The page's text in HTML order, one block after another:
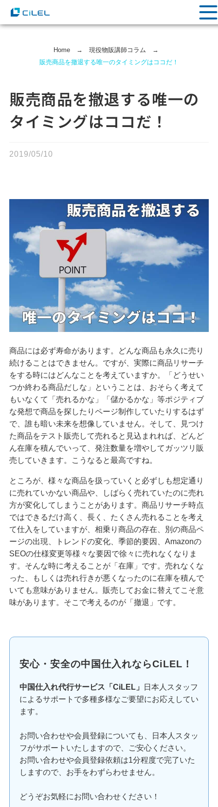
Home→ 現役物販講師コラム →
販売商品を撤退する唯一のタイミングはココだ！
販売商品を撤退する唯一の
タイミングはココだ！
2019/05/10
商品には必ず寿命があります。どんな商品も永久に売り
続けることはできません。ですが、実際に商品リサーチ
をする時にはどんなことを考えていますか。「どうせい
つか終わる商品だしな」ということは、おそらく考えて
もいなくて「売れるかな」「儲かるかな」等ポジティブ
な発想で商品を探したりページ制作していたりするはず
で、誰も暗い未来を想像していません。そして、見つけ
た商品をテスト販売して売れると見込まれれば、どんど
ん在庫を積んでいって、発注数量を増やしてガッツリ販
売していきます。こうなると最高ですね。
ところが、様々な商品を扱っていくと必ずしも想定通り
に売れていかない商品や、しばらく売れていたのに売れ
方が変化してしまうことがあります。商品リサーチ時点
ではできるだけ高く、長く、たくさん売れることを考え
て仕入をしていますが、相乗り商品の存在、別の商品ペ
ージの出現、トレンドの変化、季節的要因、Amazonの
SEOの仕様変更等様々な要因で徐々に売れなくなりま
す。そんな時に考えることが「在庫」です。売れなくな
った、もしくは売れ行きが悪くなったのに在庫を積んで
いても意味がありません。販売してお金に替えてこそ意
味があります。そこで考えるのが「撤退」です。
安心・安全の中国仕入れならCiLEL！
中国仕入れ代行サービス「CiLEL」
日本人スタッフ
によるサポートで多種多様なご要望にお応えしてい
ます。
お問い合わせや会員登録についても、日本人スタッ
フがサポートいたしますので、ご安心ください。
お問い合わせや会員登録依頼は1分程度で完了いた
しますので、お手をわずらわせません。
どうぞお気軽にお問い合わせください！